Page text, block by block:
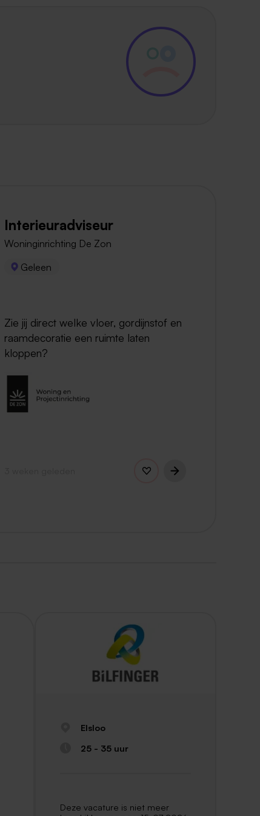
Interieuradviseur
Woninginrichting De Zon
Geleen
Zie jij direct welke vloer, gordijnstof en
raamdecoratie een ruimte laten
kloppen?
Elsloo
25 - 35 uur
Deze vacature is niet meer